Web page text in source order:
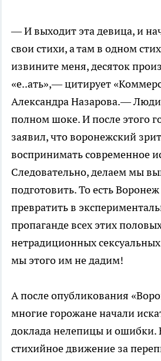
— И выходит эта девица, и
свои стихи, а там в одном
извините меня, десяток
«е..ать»,— цитирует
Александра Назарова.—
полном шоке. И после этого
заявил, что воронежский
воспринимать современное
Следовательно, делаем мы
подготовить. То есть
превратить в
пропаганде всех этих
нетрадиционных
мы этого им не дадим!
А после опубликования
многие горожане начали
доклада нелепицы и ошибки.
стихийное движение за